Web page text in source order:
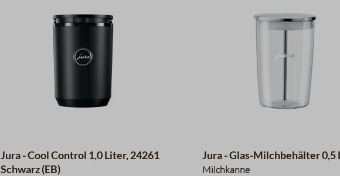
Jura - Cool Control 1,0 Liter, 24261
Schwarz (EB)
Jura - Glas-Milchbehälter 0,5
Milchkanne